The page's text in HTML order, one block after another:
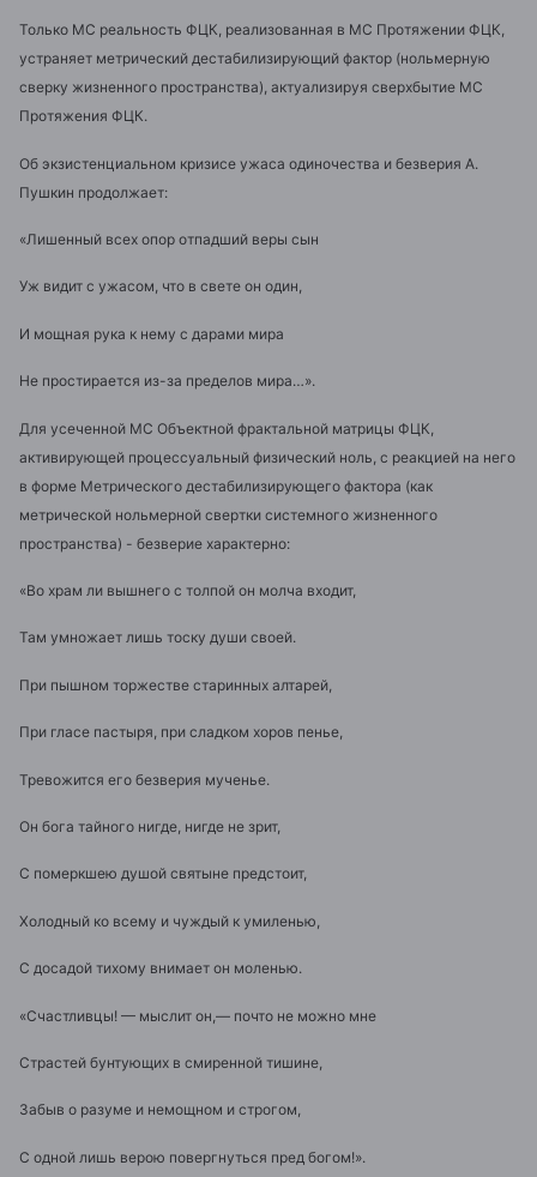
Только МС реальность ФЦК, реализованная в МС Протяжении ФЦК,
устраняет метрический дестабилизирующий фактор (нольмерную
сверку жизненного пространства), актуализируя сверхбытие МС
Протяжения ФЦК.
Об экзистенциальном кризисе ужаса одиночества и безверия А.
Пушкин продолжает:
«Лишенный всех опор отпадший веры сын
Уж видит с ужасом, что в свете он один,
И мощная рука к нему с дарами мира
Не простирается из-за пределов мира…».
Для усеченной МС Объектной фрактальной матрицы ФЦК,
активирующей процессуальный физический ноль, с реакцией на него
в форме Метрического дестабилизирующего фактора (как
метрической нольмерной свертки системного жизненного
пространства) - безверие характерно:
«Во храм ли вышнего с толпой он молча входит,
Там умножает лишь тоску души своей.
При пышном торжестве старинных алтарей,
При гласе пастыря, при сладком хоров пенье,
Тревожится его безверия мученье.
Он бога тайного нигде, нигде не зрит,
С померкшею душой святыне предстоит,
Холодный ко всему и чуждый к умиленью,
С досадой тихому внимает он моленью.
«Счастливцы! — мыслит он,— почто не можно мне
Страстей бунтующих в смиренной тишине,
Забыв о разуме и немощном и строгом,
С одной лишь верою повергнуться пред богом!».